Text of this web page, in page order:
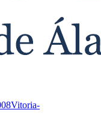
Vitoria-